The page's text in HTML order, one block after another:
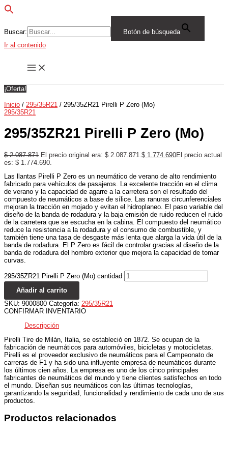
Buscar:
Botón de búsqueda
Ir al contenido
¡Oferta!
Inicio / 295/35R21 / 295/35ZR21 Pirelli P Zero (Mo)
295/35R21
295/35ZR21 Pirelli P Zero (Mo)
$2.087.871 El precio original era: $ 2.087.871. $ 1.774.690El precio actual
es: $ 1.774.690.
Las llantas Pirelli P Zero es un neumático de verano de alto rendimiento
fabricado para vehículos de pasajeros. La excelente tracción en el clima
de verano y la capacidad de agarre a la carretera son el resultado del
compuesto de neumáticos a base de sílice. Las ranuras circunferenciales
mejoran la tracción en mojado y evitan el hidroplaneo. El paso variable del
diseño de la banda de rodadura y la baja emisión de ruido reducen el ruido
de la carretera que se escucha en la cabina. El compuesto del neumático
reduce la resistencia a la rodadura y el consumo de combustible, y
también tiene una tasa de desgaste más lenta que alarga la vida útil de la
banda de rodadura. El P Zero es fácil de controlar gracias al diseño de la
banda de rodadura del hombro exterior que mejora la capacidad de tomar
curvas.
295/35ZR21 Pirelli P Zero (Mo) cantidad
Añadir al carrito
SKU: 9000800 Categoría: 295/35R21
CONFIRMAR INVENTARIO
Descripción
Pirelli Tire de Milán, Italia, se estableció en 1872. Se ocupan de la
fabricación de neumáticos para automóviles, bicicletas y motocicletas.
Pirelli es el proveedor exclusivo de neumáticos para el Campeonato de
carreras de F1 y ha sido una influyente empresa de neumáticos durante
los últimos cien años. La empresa es uno de los cinco principales
fabricantes de neumáticos del mundo y tiene clientes satisfechos en todo
el mundo. Diseñan sus neumáticos con las últimas tecnologías,
garantizando la seguridad, funcionalidad y rendimiento de cada uno de sus
productos.
Productos relacionados